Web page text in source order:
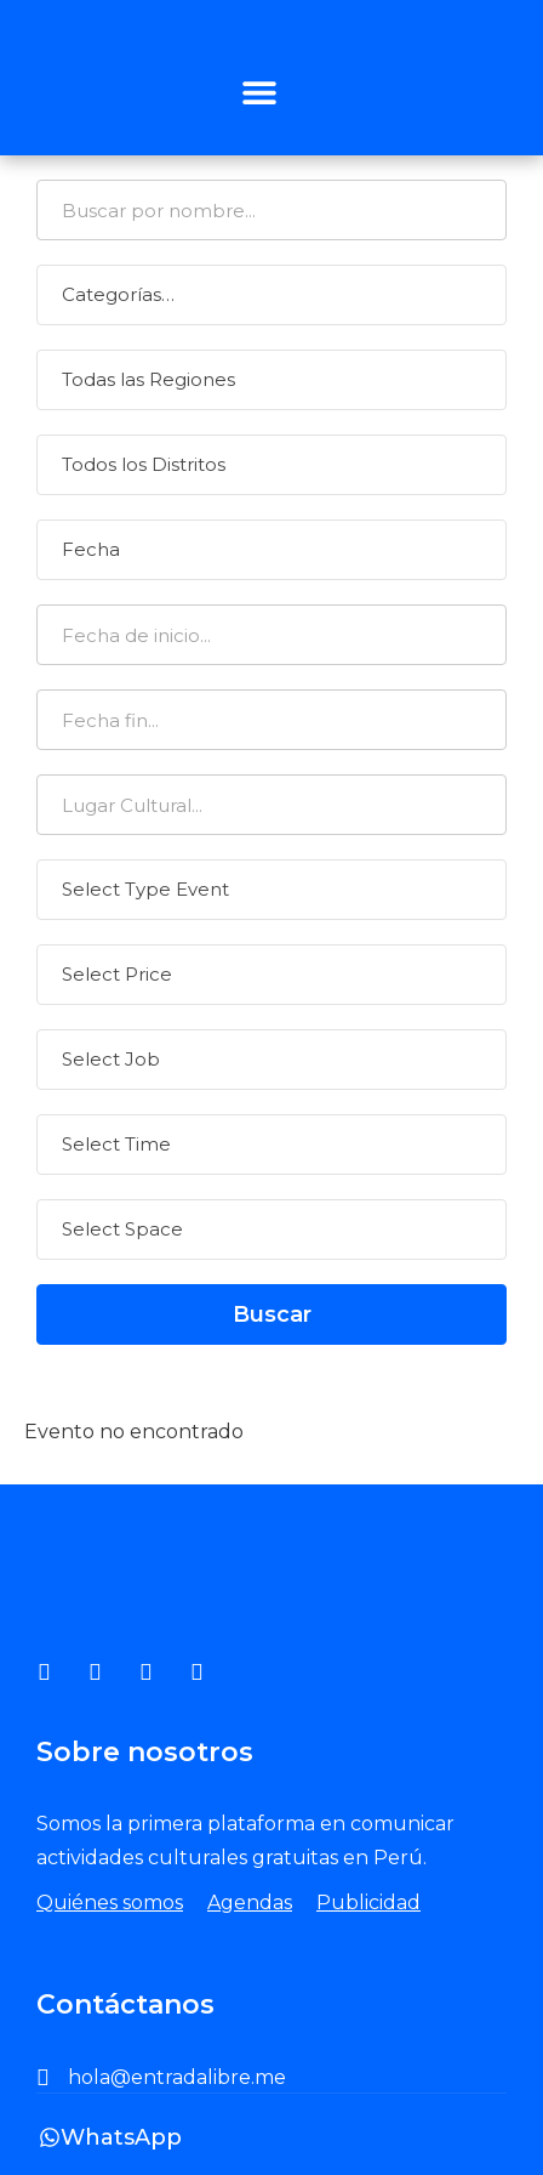
Evento no encontrado
Sobre nosotros
Somos la primera plataforma en comunicar
actividades culturales gratuitas en Perú.
Quiénes somos
Agendas Publicidad
Contáctanos
hola@entradalibre.me
WhatsApp